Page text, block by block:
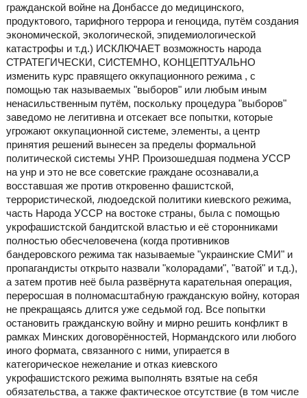
гражданской войне на Донбассе до медицинского,
продуктового, тарифного террора и геноцида, путём создания
экономической, экологической, эпидемиологической
катастрофы и т.д.) ИСКЛЮЧАЕТ возможность народа
СТРАТЕГИЧЕСКИ, СИСТЕМНО, КОНЦЕПТУАЛЬНО
изменить курс правящего оккупационного режима , с
помощью так называемых "выборов" или любым иным
ненасильственным путём, поскольку процедура "выборов"
заведомо не легитивна и отсекает все попытки, которые
угрожают оккупационной системе, элементы, а центр
принятия решений вынесен за пределы формальной
политической системы УНР. Произошедшая подмена УССР
на унр и это не все советские граждане осознавали,а
восставшая же против откровенно фашистской,
террористической, людоедской политики киевского режима,
часть Народа УССР на востоке страны, была с помощью
укрофашистской бандитской властью и её сторонниками
полностью обесчеловечена (когда противников
бандеровского режима так называемые "украинские СМИ" и
пропагандисты открыто назвали "колорадами", "ватой" и т.д.),
а затем против неё была развёрнута карательная операция,
переросшая в полномасштабную гражданскую войну, которая
не прекращаясь длится уже седьмой год. Все попытки
остановить гражданскую войну и мирно решить конфликт в
рамках Минских договорённостей, Нормандского или любого
иного формата, связанного с ними, упирается в
категорическое нежелание и отказ киевского
укрофашистского режима выполнять взятые на себя
обязательства, а также фактическое отсутствие (в том числе